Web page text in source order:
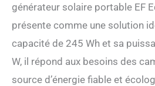
générateur solaire portable EF
présente comme une solution
capacité de 245 Wh et sa
W, il répond aux besoins des
source d’énergie fiable et